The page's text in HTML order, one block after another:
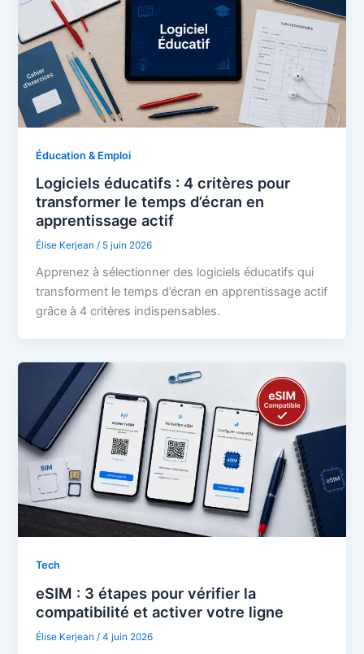
Éducation & Emploi
Logiciels éducatifs : 4 critères pour
transformer le temps d’écran en
apprentissage actif
Élise Kerjean/ 5 juin 2026
Apprenez à sélectionner des logiciels éducatifs qui
transforment le temps d’écran en apprentissage actif
grâce à 4 critères indispensables.
Tech
eSIM : 3 étapes pour vérifier la
compatibilité et activer votre ligne
Élise Kerjean /4 juin 2026